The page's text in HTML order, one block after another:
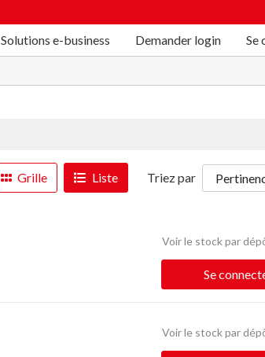
Solutions e-business Demander login Se
Grille Liste Triez par
Voir le stock par
Se
Voir le stock par